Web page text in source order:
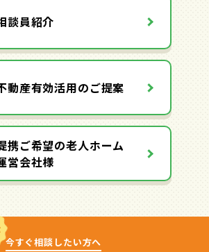
談員紹介
動産有効活用のご提案
携ご希望の老人ホーム
営会社様
今すぐ相談したい方へ